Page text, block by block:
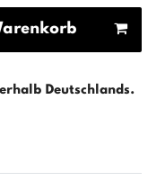
Deutschlands.